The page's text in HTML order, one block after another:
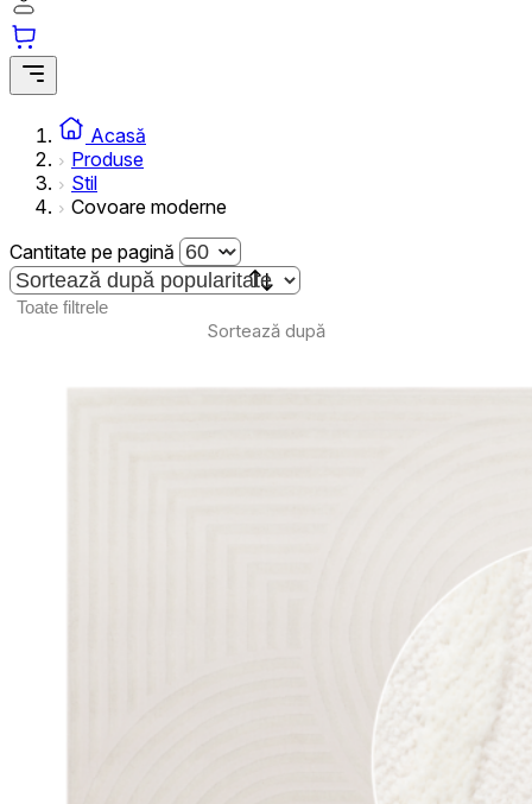
Acasă
Produse
Stil
Covoare moderne
Cantitate pe pagină
Toate filtrele
Sortează după
Cookie-urile statistice ajută deținătorii de site-uri să înțeleagă cum se
colectarea și raportarea informațiilor anonime.
Cookie-urile de marketing
Cookie-urile de marketing sunt utilizate pentru a urmări utilizatorii pe
reclame care sunt relevante și interesante pentru utilizatori și, astfel, mai
terță parte.
Cookie-urile neclasificate sunt cookie-uri aflate în proces de clasificare,